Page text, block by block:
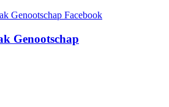
Genootschap Facebook
Genootschap